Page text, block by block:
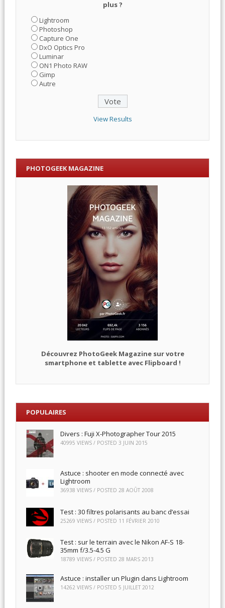
plus ?
Lightroom
Photoshop
Capture One
DxO Optics Pro
Luminar
ON1 Photo RAW
Gimp
Autre
View Results
PHOTOGEEK MAGAZINE
Découvrez PhotoGeek Magazine sur votre
smartphone et tablette avec Flipboard !
POPULAIRES
Divers : Fuji X-Photographer Tour 2015
40995 VIEWS / POSTED 3 JUIN 2015
Astuce : shooter en mode connecté avec
Lightroom
36938 VIEWS / POSTED 28 AOÛT 2008
Test : 30 filtres polarisants au banc d’essai
25269 VIEWS / POSTED 11 FÉVRIER 2010
Test : sur le terrain avec le Nikon AF-S 18-
35mm f/3.5-4.5 G
18789 VIEWS / POSTED 28 MARS 2013
Astuce : installer un Plugin dans Lightroom
14262 VIEWS / POSTED 5 JUILLET 2012